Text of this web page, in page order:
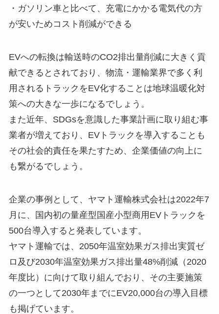
・ガソリン車と比べて、充電にかかる電気代の方
が安いためコスト削減ができる
EVへの転換は輸送時のCO2排出量削減に大きく貢
献できるとされており、物流・運輸業界で多く利
用されるトラックをEV化することは地球温暖化対
策への大きな一歩になるでしょう。
また近年、SDGsを意識した事業計画に取り組む事
業者が増えており、EVトラックを導入することも
その社会的責任を果たすため、企業価値の向上に
も繋がるでしょう。
企業の事例として、ヤマト運輸株式会社は2022年7
月に、国内初の量産型国産小型商用EVトラックを
500台導入すると発表しています。
ヤマト運輸では、2050年温室効果ガス排出実質ゼ
ロ及び2030年温室効果ガス排出量48%削減（2020
年度比）に向けて取り組んでおり、その主要施策
の一つとして2030年までにEV20,000台の導入目標
も掲げています。